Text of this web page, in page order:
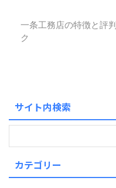
一条工務店の特徴と評
ク
サイト内検索
カテゴリー